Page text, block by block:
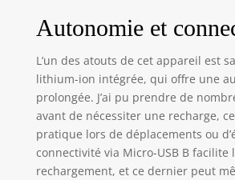
Autonomie et
L’un des atouts de cet appareil est
lithium-ion intégrée, qui offre une
prolongée. J’ai pu prendre de
avant de nécessiter une recharge,
pratique lors de déplacements ou
connectivité via Micro-USB B facilite
rechargement, et ce dernier peut